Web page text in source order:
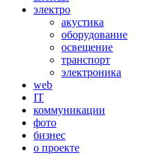
электро
акустика
оборудование
освещение
транспорт
электроника
web
IT
коммуникации
фото
бизнес
о проекте